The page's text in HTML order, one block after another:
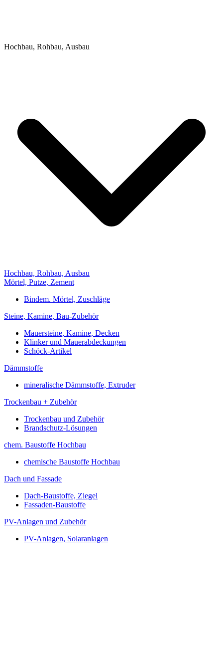
Hochbau, Rohbau, Ausbau
Hochbau, Rohbau, Ausbau
Mörtel, Putze, Zement
Bindem. Mörtel, Zuschläge
Steine, Kamine, Bau-Zubehör
Mauersteine, Kamine, Decken
Klinker und Mauerabdeckungen
Schöck-Artikel
Dämmstoffe
mineralische Dämmstoffe, Extruder
Trockenbau + Zubehör
Trockenbau und Zubehör
Brandschutz-Lösungen
chem. Baustoffe Hochbau
chemische Baustoffe Hochbau
Dach und Fassade
Dach-Baustoffe, Ziegel
Fassaden-Baustoffe
PV-Anlagen und Zubehör
PV-Anlagen, Solaranlagen